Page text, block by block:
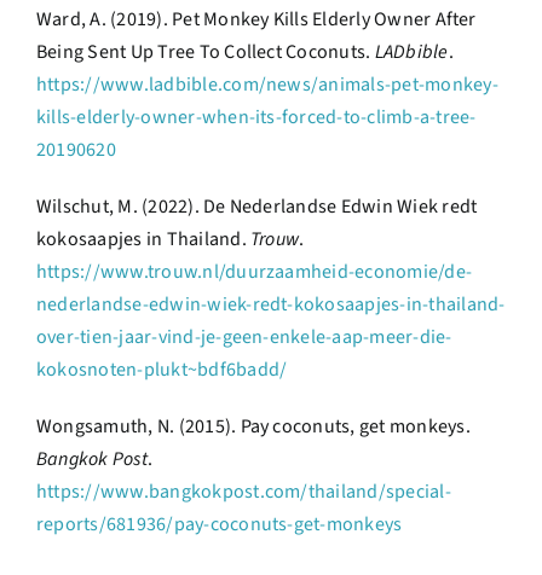
Ward, A. (2019). Pet Monkey Kills Elderly Owner After
Being Sent Up Tree To Collect Coconuts. LADbible.
https://www.ladbible.com/news/animals-pet-monkey-
kills-elderly-owner-when-its-forced-to-climb-a-tree-
20190620
Wilschut, M. (2022). De Nederlandse Edwin Wiek redt
kokosaapjes in Thailand. Trouw.
https://www.trouw.nl/duurzaamheid-economie/de-
nederlandse-edwin-wiek-redt-kokosaapjes-in-thailand-
over-tien-jaar-vind-je-geen-enkele-aap-meer-die-
kokosnoten-plukt~bdf6badd/
Wongsamuth, N. (2015). Pay coconuts, get monkeys.
Bangkok Post.
https://www.bangkokpost.com/thailand/special-
reports/681936/pay-coconuts-get-monkeys